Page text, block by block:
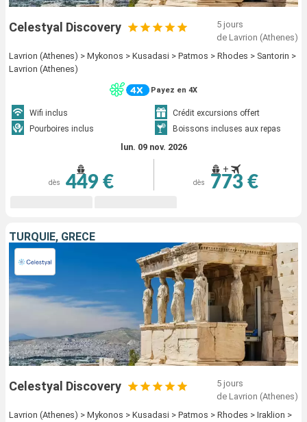
Celestyal Discovery
5 jours
de Lavrion (Athenes)
Lavrion (Athenes) > Mykonos > Kusadasi > Patmos > Rhodes > Santorin >
Lavrion (Athenes)
Payez en 4X
Wifi inclus
Crédit excursions offert
Pourboires inclus
Boissons incluses aux repas
lun. 09 nov. 2026
dès 449 €
+
dès 773 €
TURQUIE, GRÈCE
Celestyal Discovery
5 jours
de Lavrion (Athenes)
Lavrion (Athenes) > Mykonos > Kusadasi > Patmos > Rhodes > Iraklion >